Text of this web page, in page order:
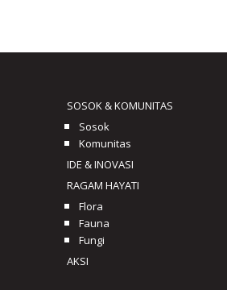
SOSOK & KOMUNITAS
Sosok
Komunitas
IDE & INOVASI
RAGAM HAYATI
Flora
Fauna
Fungi
AKSI